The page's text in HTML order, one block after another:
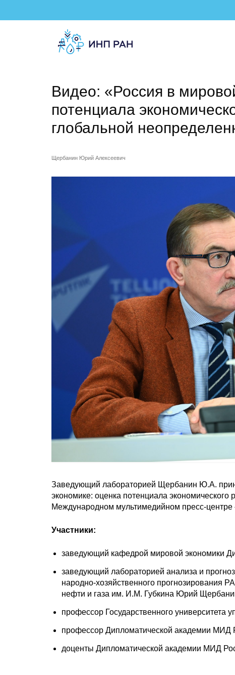
Видео: «Россия в
потенциала
глобальной
Щербанин Юрий Алексеевич
Заведующий лабораторией Щербанин Ю.А.
экономике: оценка потенциала экономического
Международном мультимедийном пресс-
Участники:
заведующий кафедрой мировой экономики
заведующий лабораторией анализа и
народно-хозяйственного прогнозирования
нефти и газа им. И.М. Губкина Юрий
профессор Государственного университета
профессор Дипломатической академии МИД
доценты Дипломатической академии МИД